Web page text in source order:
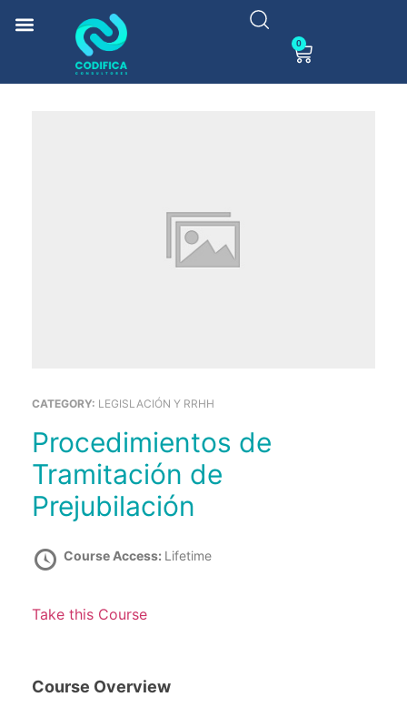
0
CATEGORY: LEGISLACIÓN Y RRHH
Procedimientos de
Tramitación de
Prejubilación
Course Access: Lifetime
Take this Course
Course Overview